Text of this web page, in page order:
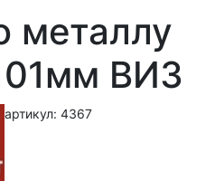
металлу
ВИЗ
артикул: 4367